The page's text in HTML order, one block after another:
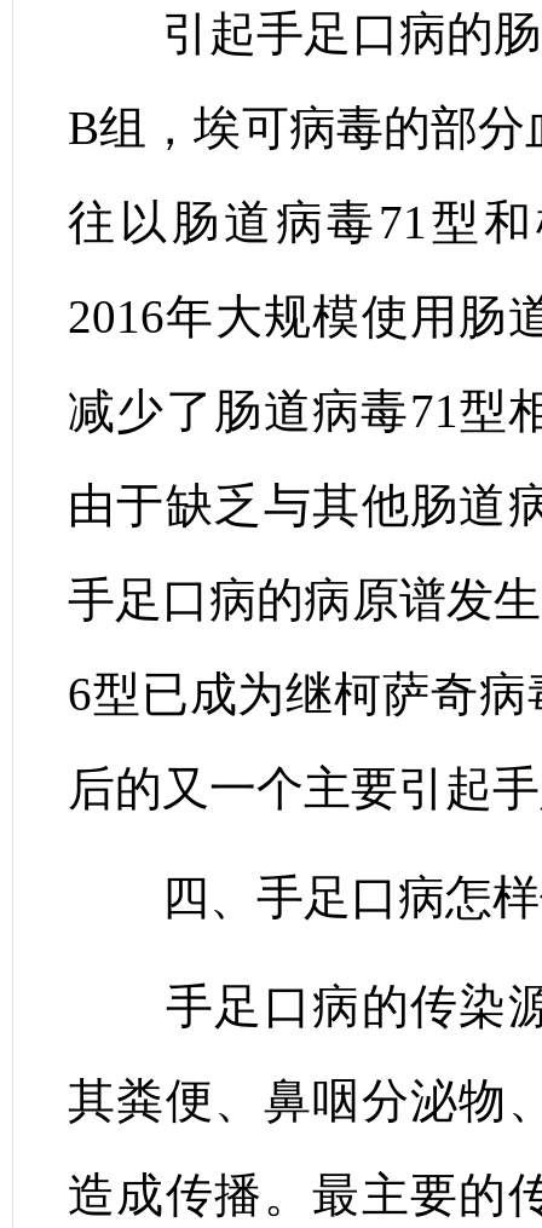
引起手足口病的肠
B组，埃可病毒的部
往以肠道病毒71型
2016年大规模使用肠
减少了肠道病毒71型
由于缺乏与其他肠道
手足口病的病原谱发
6型已成为继柯萨奇
后的又一个主要引起
四、手足口病怎样
手足口病的传染源
其粪便、鼻咽分泌物
造成传播。最主要的